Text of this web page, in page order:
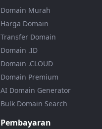
Domain Murah
Harga Domain
Transfer Domain
Domain .ID
Domain .CLOUD
Domain Premium
AI Domain Generator
Bulk Domain Search
Pembayaran